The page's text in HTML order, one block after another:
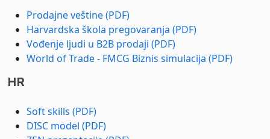
Prodajne veštine (PDF)
Harvardska škola pregovaranja (PDF)
Vođenje ljudi u B2B prodaji (PDF)
World of Trade - FMCG Biznis simulacija (PDF)
HR
Soft skills (PDF)
DISC model (PDF)